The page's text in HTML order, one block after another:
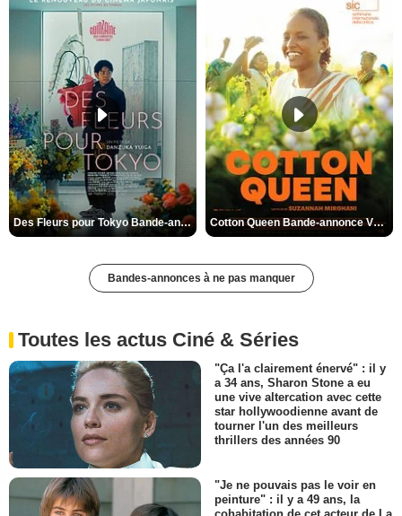
Des Fleurs pour Tokyo Bande-annonce VO STFR Cotton Queen Bande-annonce VO STFR
Bandes-annonces à ne pas manquer
Toutes les actus Ciné & Séries
"Ça l'a clairement énervé" : il y
a 34 ans, Sharon Stone a eu
une vive altercation avec cette
star hollywoodienne avant de
tourner l'un des meilleurs
thrillers des années 90
"Je ne pouvais pas le voir en
peinture" : il y a 49 ans, la